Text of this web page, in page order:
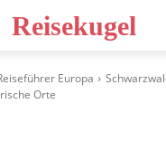
Reisekugel
Europa
Orte